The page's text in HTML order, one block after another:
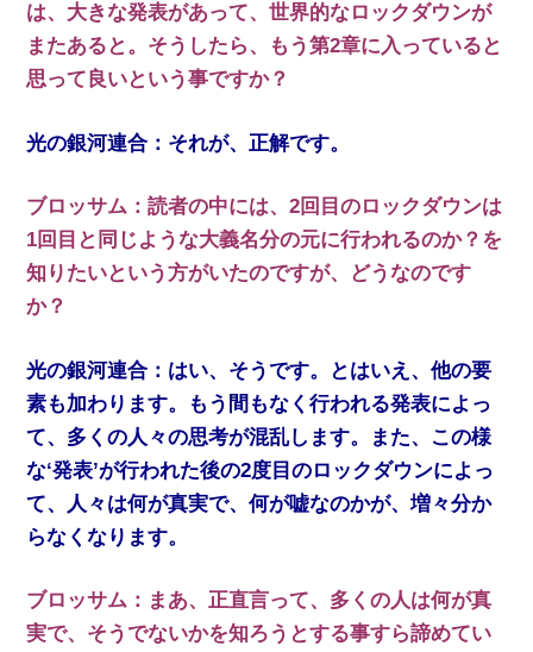
は、大きな発表があって、世界的なロックダウンが
またあると。そうしたら、もう第2章に入っていると
思って良いという事ですか？
光の銀河連合：それが、正解です。
ブロッサム：読者の中には、2回目のロックダウンは
1回目と同じような大義名分の元に行われるのか？を
知りたいという方がいたのですが、どうなのです
か？
光の銀河連合：はい、そうです。とはいえ、他の要
素も加わります。もう間もなく行われる発表によっ
て、多くの人々の思考が混乱します。また、この様
な‘発表’が行われた後の2度目のロックダウンによっ
て、人々は何が真実で、何が嘘なのかが、増々分か
らなくなります。
ブロッサム：まあ、正直言って、多くの人は何が真
実で、そうでないかを知ろうとする事すら諦めてい